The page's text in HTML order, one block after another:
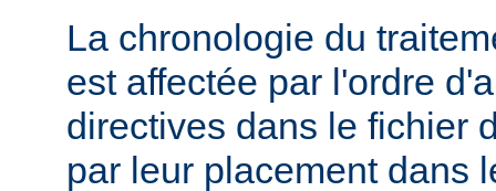
La chronologie du
est affectée par l'ordre
directives dans le fichier
par leur placement dans